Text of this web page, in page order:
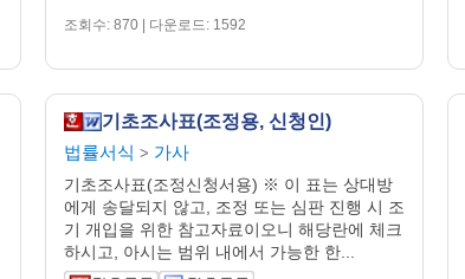
조회수: 870 | 다운로드: 1592
기초조사표(조정용, 신청인)
법률서식 > 가사
기초조사표(조정신청서용) ※ 이 표는 상대방
에게 송달되지 않고, 조정 또는 심판 진행 시 조
기 개입을 위한 참고자료이오니 해당란에 체크
하시고, 아시는 범위 내에서 가능한 한...